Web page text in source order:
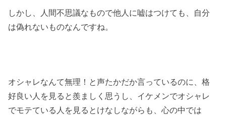
しかし、人間不思議なもので他人に嘘はつけても、自分
は偽れないものなんですね。
オシャレなんて無理！と声たかだか言っているのに、格
好良い人を見ると羨ましく思うし、イケメンでオシャレ
でモテている人を見るとけなしながらも、心の中では